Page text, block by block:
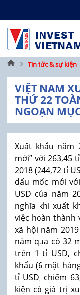
Trang
chủ
Tin tức & sự kiện
VIỆT NAM
THỨ 22
NGOẠN
Xuất khẩu năm
mới” với 263,45
2018 (244,72 tỉ
dấu mốc mới
USD của năm
nghĩa khi xuất
việc hoàn thành
xã hội năm
năm qua có 32
trên 1 tỉ USD,
khẩu (6 mặt
tỉ USD, chiếm
kiện có giá trị